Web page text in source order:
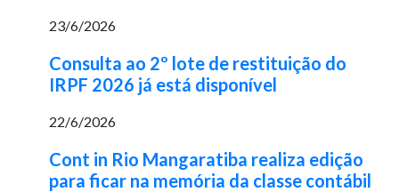
23/6/2026
Consulta ao 2º lote de restituição do
IRPF 2026 já está disponível
22/6/2026
Cont in Rio Mangaratiba realiza edição
para ficar na memória da classe contábil